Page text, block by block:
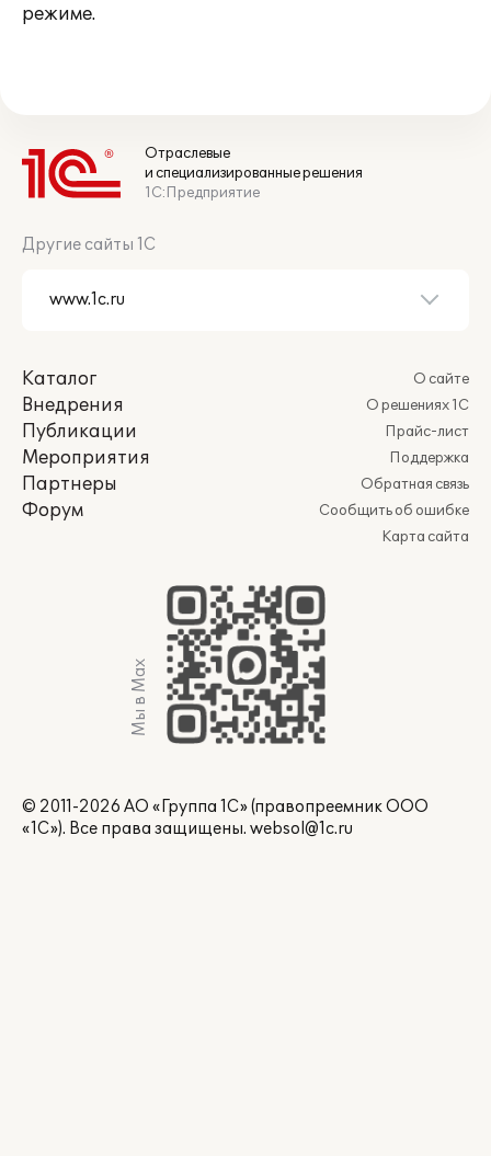
режиме.
Отраслевые
и специализированные решения
1С:Предприятие
Другие сайты 1С
Каталог
Внедрения
Публикации
Мероприятия
Партнеры
Форум
О сайте
О решениях 1С
Прайс-лист
Поддержка
Обратная связь
Сообщить об ошибке
Карта сайта
Мы в Max
© 2011-2026 АО «Группа 1С» (правопреемник ООО
«1С»). Все права защищены. websol@1c.ru